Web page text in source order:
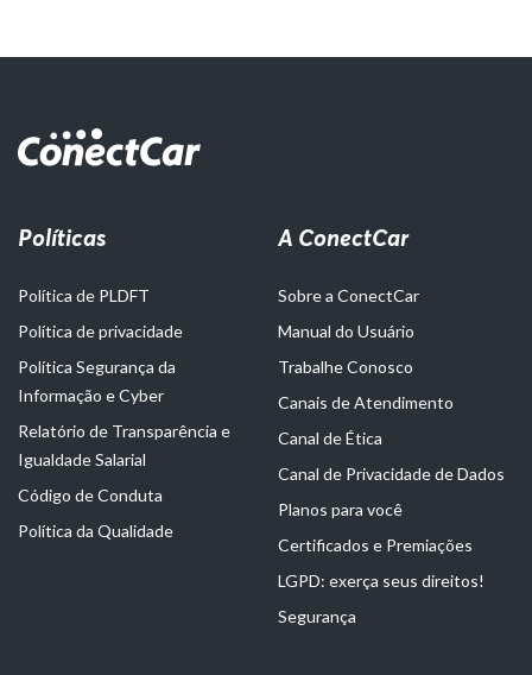
Políticas
Política de PLDFT
Política de privacidade
Política Segurança da
Informação e Cyber
Relatório de Transparência e
Igualdade Salarial
Código de Conduta
Política da Qualidade
A ConectCar
Sobre a ConectCar
Manual do Usuário
Trabalhe Conosco
Canais de Atendimento
Canal de Ética
Canal de Privacidade de Dados
Planos para você
Certificados e Premiações
LGPD: exerça seus direitos!
Segurança